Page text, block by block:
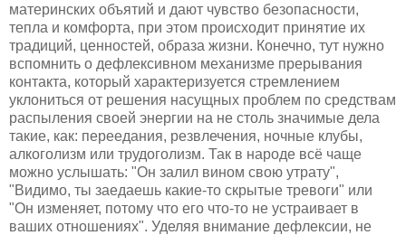
материнских объятий и дают чувство безопасности,
тепла и комфорта, при этом происходит принятие их
традиций, ценностей, образа жизни. Конечно, тут нужно
вспомнить о дефлексивном механизме прерывания
контакта, который характеризуется стремлением
уклониться от решения насущных проблем по средствам
распыления своей энергии на не столь значимые дела
такие, как: переедания, резвлечения, ночные клубы,
алкоголизм или трудоголизм. Так в народе всё чаще
можно услышать: "Он залил вином свою утрату",
"Видимо, ты заедаешь какие-то скрытые тревоги" или
"Он изменяет, потому что его что-то не устраивает в
ваших отношениях". Уделяя внимание дефлексии, не